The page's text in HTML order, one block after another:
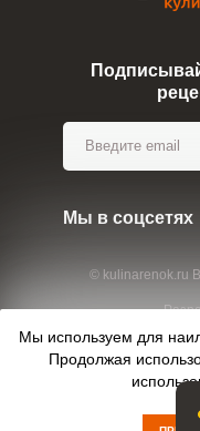
© kulinarenok.ru
Мы в соцсетях
Мы используем для
Продолжая